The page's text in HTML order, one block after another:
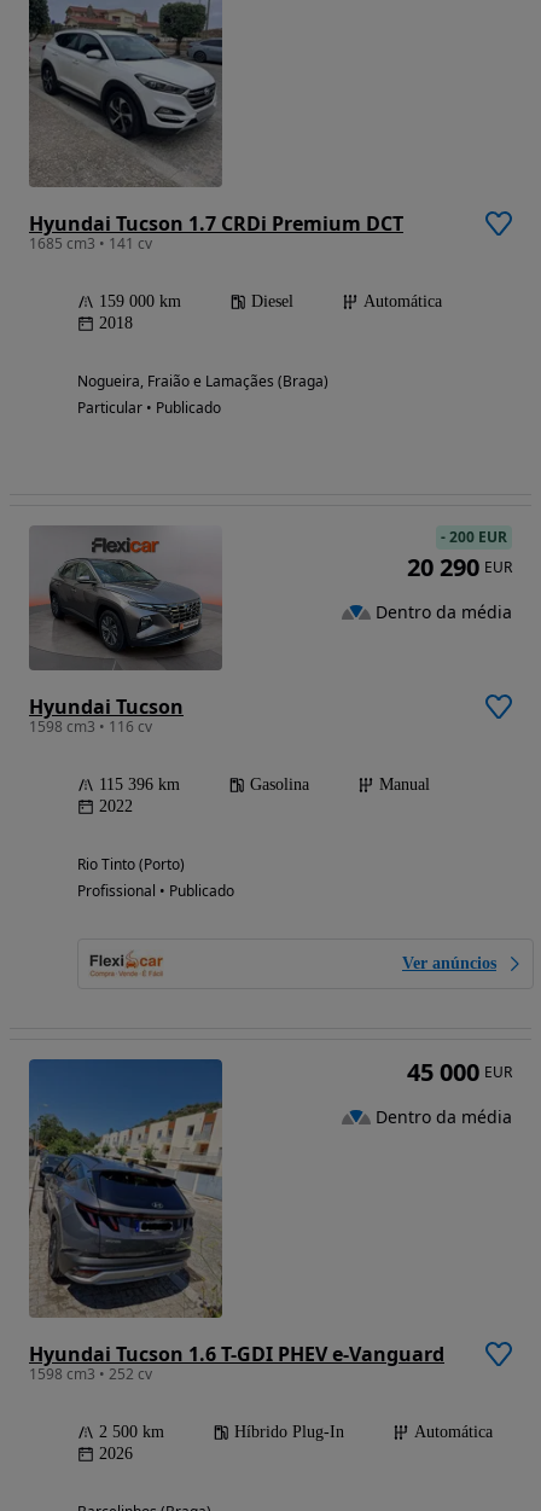
Hyundai Tucson 1.7 CRDi Premium DCT
1685 cm3 • 141 cv
159 000 km Diesel
Automática
2018
Nogueira, Fraião e Lamaçães (Braga)
Particular • Publicado
Hyundai Tucson
1598 cm3 • 116 cv
115 396 km Gasolina
Manual
2022
Rio Tinto (Porto)
Profissional • Publicado
Ver anúncios
-200 EUR
20 290 EUR
Dentro da média
Hyundai Tucson 1.6 T-GDI PHEV e-Vanguard
1598 cm3 • 252 cv
2 500 km Híbrido Plug-In
Automática
2026
45 000 EUR
Dentro da média